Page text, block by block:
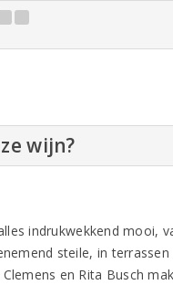
wijn?
indrukwekkend mooi,
steile, in terrassen
en Rita Busch